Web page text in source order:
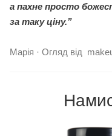
а пахне просто
за таку ціну.”
Марія · Огляд від